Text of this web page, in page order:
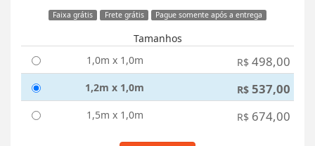
Faixa grátis Frete grátis Pague somente após a entrega
Tamanhos
1,0m x 1,0m
R$ 498,00
1,2m x 1,0m R$ 537,00
1,5m x 1,0m R$ 674,00